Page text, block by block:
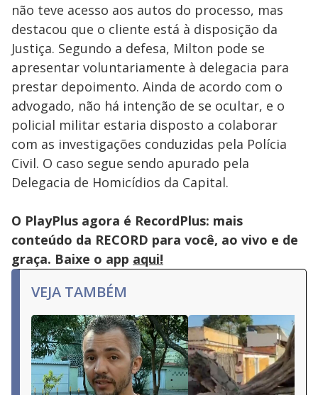
não teve acesso aos autos do processo, mas
destacou que o cliente está à disposição da
Justiça. Segundo a defesa, Milton pode se
apresentar voluntariamente à delegacia para
prestar depoimento. Ainda de acordo com o
advogado, não há intenção de se ocultar, e o
policial militar estaria disposto a colaborar
com as investigações conduzidas pela Polícia
Civil. O caso segue sendo apurado pela
Delegacia de Homicídios da Capital.
O PlayPlus agora é RecordPlus: mais
conteúdo da RECORD para você, ao vivo e de
graça. Baixe o app aqui!
VEJA TAMBÉM